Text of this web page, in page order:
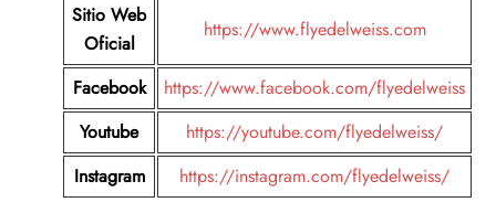
Sitio Web
Oficial
https://www.flyedelweiss.com
Facebook
https://www.facebook.com/flyedelweiss
Youtube
https://youtube.com/flyedelweiss/
Instagram
https://instagram.com/flyedelweiss/